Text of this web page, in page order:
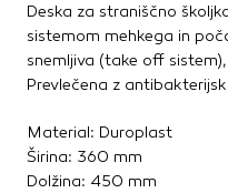
Deska za straniščno
sistemom mehkega in
snemljiva (take off
Prevlečena z
Material: Duroplast
Širina: 360 mm
Dolžina: 450 mm